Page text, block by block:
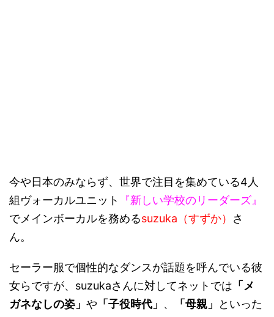
今や日本のみならず、世界で注目を集めている4人
組ヴォーカルユニット
『新しい学校のリーダーズ』
でメインボーカルを務めるsuzuka（すずか） さ
ん。
セーラー服で個性的なダンスが話題を呼んでいる彼
女らですが、suzukaさんに対してネットでは 「メ
ガネなしの姿」 や 「子役時代」 、 「母親」
といった